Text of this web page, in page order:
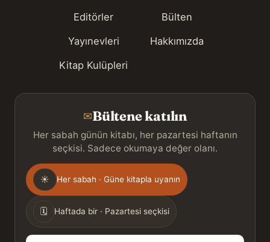
Editörler
Yayınevleri
Kitap Kulüpleri
Bülten
Hakkımızda
✉Bültene katılın
Her sabah günün kitabı, her pazartesi haftanın
seçkisi. Sadece okumaya değer olanı.
Gönderim
sıklığı
☀ Her sabah · Güne kitapla uyanın
🗓 Haftada bir · Pazartesi seçkisi